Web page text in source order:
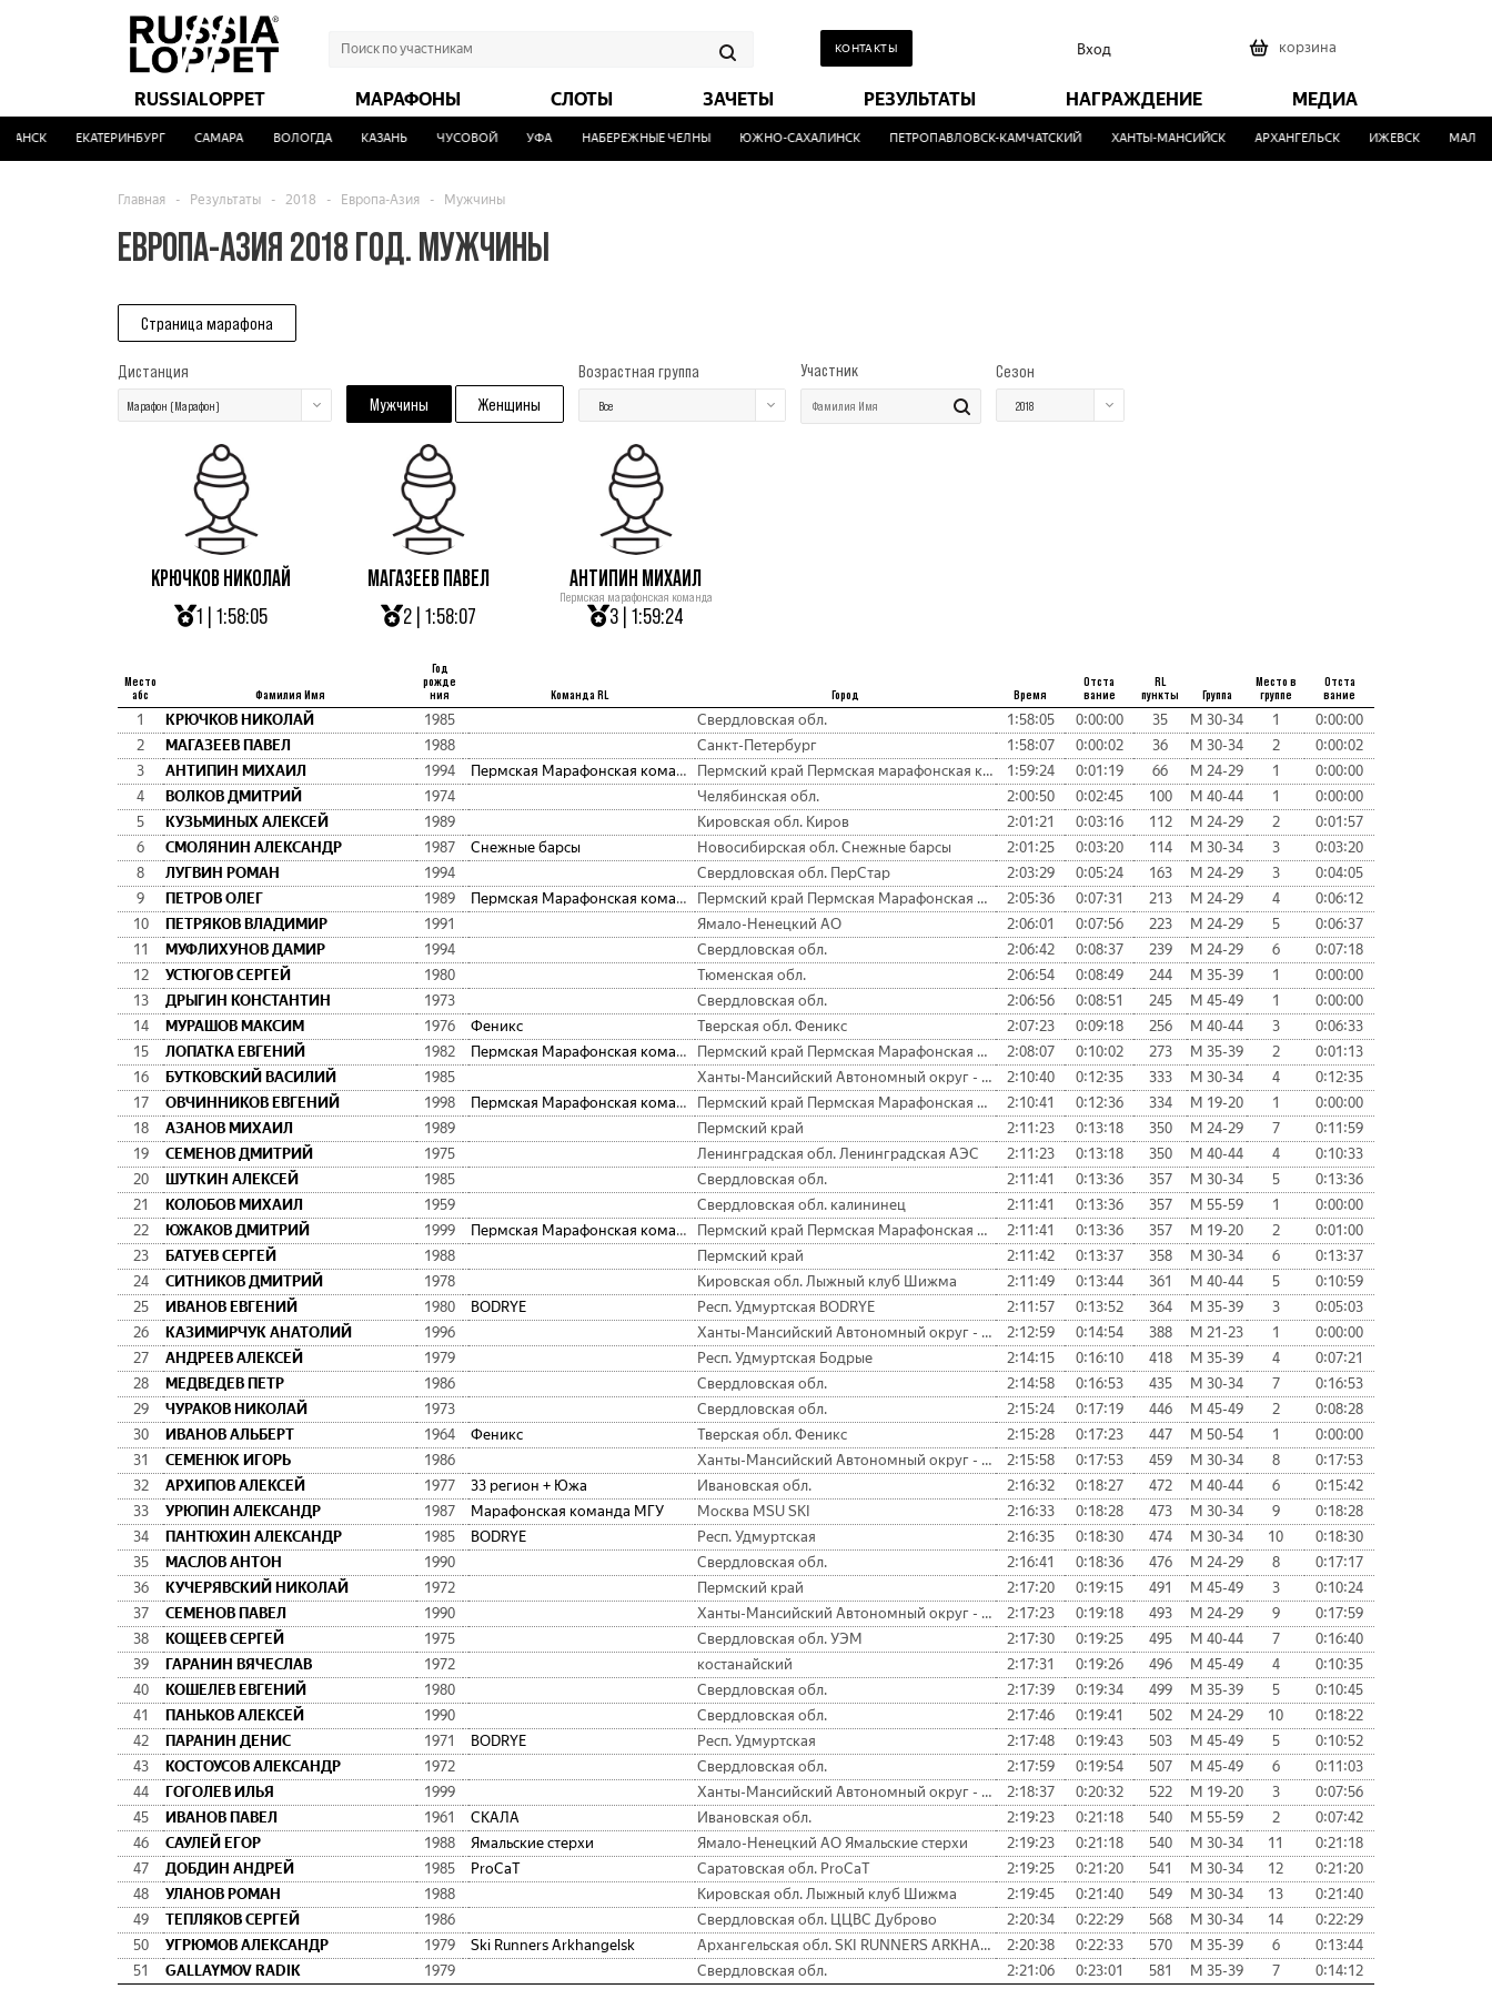
КОНТАКТЫ Вход корзина
RUSSIALOPPET МАРАФОНЫ СЛОТЫ ЗАЧЕТЫ РЕЗУЛЬТАТЫ НАГРАЖДЕНИЕ МЕДИА
ЕКАТЕРИНБУРГ САМАРА ВОЛОГДА КАЗАНЬ ЧУСОВОЙ УФА НАБЕРЕЖНЫЕ ЧЕЛНЫ ЮЖНО-САХАЛИНСК ПЕТРОПАВЛОВСК-КАМЧАТСКИЙ ХАНТЫ-МАНСИЙСК АРХАНГЕЛЬСК ИЖЕВСК
Главная - Результаты - 2018 - Европа-Азия - Мужчины
ЕВРОПА-АЗИЯ 2018 ГОД. МУЖЧИНЫ
Страница марафона
Дистанция
Марафон (Марафон) Мужчины Женщины
Возрастная группа
Все
Участник Сезон
2018
КРЮЧКОВ НИКОЛАЙ
1 | 1:58:05
МАГАЗЕЕВ ПАВЕЛ
2 | 1:58:07
АНТИПИН МИХАИЛ
Пермская марафонская команда
3 | 1:59:24
Место
абс
Фамилия Имя
Год
рожде
ния
Команда RL Город Время
Отста
вание
RL
пункты
Группа
Место в
группе
Отста
вание
1 КРЮЧКОВ НИКОЛАЙ 1985 Свердловская обл. 1:58:05 0:00:00 35 М 30-34 1
0:00:00
2
МАГАЗЕЕВ ПАВЕЛ 1988 Санкт-Петербург 1:58:07 0:00:02 36 М 30-34 2
0:00:02
3
АНТИПИН МИХАИЛ 1994 Пермская Марафонская команда Пермский край Пермская марафонская команда 1:59:24 0:01:19 66 М 24-29 1
0:00:00
4
ВОЛКОВ ДМИТРИЙ 1974 Челябинская обл. 2:00:50 0:02:45 100 М 40-44 1
0:00:00
5
КУЗЬМИНЫХ АЛЕКСЕЙ 1989 Кировская обл. Киров 2:01:21 0:03:16 112 М 24-29 2
0:01:57
6
СМОЛЯНИН АЛЕКСАНДР 1987 Снежные барсы Новосибирская обл. Снежные барсы 2:01:25 0:03:20 114 М 30-34 3
0:03:20
8
ЛУГВИН РОМАН 1994 Свердловская обл. ПерСтар 2:03:29 0:05:24 163 М 24-29 3
0:04:05
9
ПЕТРОВ ОЛЕГ 1989 Пермская Марафонская команда Пермский край Пермская Марафонская команда 2:05:36 0:07:31 213 М 24-29 4
0:06:12
10
ПЕТРЯКОВ ВЛАДИМИР 1991 Ямало-Ненецкий АО 2:06:01 0:07:56 223 М 24-29 5
0:06:37
11
МУФЛИХУНОВ ДАМИР 1994 Свердловская обл. 2:06:42 0:08:37 239 М 24-29 6
0:07:18
12
УСТЮГОВ СЕРГЕЙ 1980 Тюменская обл. 2:06:54 0:08:49 244 М 35-39 1
0:00:00
13
ДРЫГИН КОНСТАНТИН 1973 Свердловская обл. 2:06:56 0:08:51 245 М 45-49 1
0:00:00
14
МУРАШОВ МАКСИМ 1976 Феникс Тверская обл. Феникс 2:07:23 0:09:18 256 М 40-44 3
0:06:33
15
ЛОПАТКА ЕВГЕНИЙ 1982 Пермская Марафонская команда Пермский край Пермская Марафонская Команда 2:08:07 0:10:02 273 М 35-39 2
0:01:13
16
БУТКОВСКИЙ ВАСИЛИЙ 1985 Ханты-Мансийский Автономный округ - Югра АО 2:10:40 0:12:35 333 М 30-34 4
0:12:35
17
ОВЧИННИКОВ ЕВГЕНИЙ 1998 Пермская Марафонская команда Пермский край Пермская Марафонская команда 2:10:41 0:12:36 334 М 19-20 1
0:00:00
18
АЗАНОВ МИХАИЛ 1989 Пермский край 2:11:23 0:13:18 350 М 24-29 7
0:11:59
19
СЕМЕНОВ ДМИТРИЙ 1975 Ленинградская обл. Ленинградская АЭС 2:11:23 0:13:18 350 М 40-44 4
0:10:33
20
ШУТКИН АЛЕКСЕЙ 1985 Свердловская обл. 2:11:41 0:13:36 357 М 30-34 5
0:13:36
21
КОЛОБОВ МИХАИЛ 1959 Свердловская обл. калининец 2:11:41 0:13:36 357 М 55-59 1
0:00:00
22
ЮЖАКОВ ДМИТРИЙ 1999 Пермская Марафонская команда Пермский край Пермская Марафонская Команда 2:11:41 0:13:36 357 М 19-20 2
0:01:00
23
БАТУЕВ СЕРГЕЙ 1988 Пермский край 2:11:42 0:13:37 358 М 30-34 6
0:13:37
24
СИТНИКОВ ДМИТРИЙ 1978 Кировская обл. Лыжный клуб Шижма 2:11:49 0:13:44 361 М 40-44 5
0:10:59
25
ИВАНОВ ЕВГЕНИЙ 1980 BODRYE Респ. Удмуртская BODRYE 2:11:57 0:13:52 364 М 35-39 3
0:05:03
26
КАЗИМИРЧУК АНАТОЛИЙ 1996 Ханты-Мансийский Автономный округ - Югра АО Lager 186 Team 2:12:59 0:14:54 388 М 21-23 1
0:00:00
27
АНДРЕЕВ АЛЕКСЕЙ 1979 Респ. Удмуртская Бодрые 2:14:15 0:16:10 418 М 35-39 4
0:07:21
28
МЕДВЕДЕВ ПЕТР 1986 Свердловская обл. 2:14:58 0:16:53 435 М 30-34 7
0:16:53
29
ЧУРАКОВ НИКОЛАЙ 1973 Свердловская обл. 2:15:24 0:17:19 446 М 45-49 2
0:08:28
30
ИВАНОВ АЛЬБЕРТ 1964 Феникс Тверская обл. Феникс 2:15:28 0:17:23 447 М 50-54 1
0:00:00
31
СЕМЕНЮК ИГОРЬ 1986 Ханты-Мансийский Автономный округ - Югра АО 2:15:58 0:17:53 459 М 30-34 8
0:17:53
32
АРХИПОВ АЛЕКСЕЙ 1977 33 регион + Южа Ивановская обл. 2:16:32 0:18:27 472 М 40-44 6
0:15:42
33
УРЮПИН АЛЕКСАНДР 1987 Марафонская команда МГУ Москва MSU SKI 2:16:33 0:18:28 473 М 30-34 9
0:18:28
34
ПАНТЮХИН АЛЕКСАНДР 1985 BODRYE Респ. Удмуртская 2:16:35 0:18:30 474 М 30-34 10
0:18:30
35
МАСЛОВ АНТОН 1990 Свердловская обл. 2:16:41 0:18:36 476 М 24-29 8
0:17:17
36
КУЧЕРЯВСКИЙ НИКОЛАЙ 1972 Пермский край 2:17:20 0:19:15 491 М 45-49 3
0:10:24
37
СЕМЕНОВ ПАВЕЛ 1990 Ханты-Мансийский Автономный округ - Югра АО 2:17:23 0:19:18 493 М 24-29 9
0:17:59
38
КОЩЕЕВ СЕРГЕЙ 1975 Свердловская обл. УЭМ 2:17:30 0:19:25 495 М 40-44 7
0:16:40
39
ГАРАНИН ВЯЧЕСЛАВ 1972 костанайский 2:17:31 0:19:26 496 М 45-49 4
0:10:35
40
КОШЕЛЕВ ЕВГЕНИЙ 1980 Свердловская обл. 2:17:39 0:19:34 499 М 35-39 5
0:10:45
41
ПАНЬКОВ АЛЕКСЕЙ 1990 Свердловская обл. 2:17:46 0:19:41 502 М 24-29 10
0:18:22
42
ПАРАНИН ДЕНИС 1971 BODRYE Респ. Удмуртская 2:17:48 0:19:43 503 М 45-49 5
0:10:52
43
КОСТОУСОВ АЛЕКСАНДР 1972 Свердловская обл. 2:17:59 0:19:54 507 М 45-49 6
0:11:03
44
ГОГОЛЕВ ИЛЬЯ 1999 Ханты-Мансийский Автономный округ - Югра АО Lager 186 Team 2:18:37 0:20:32 522 М 19-20 3
0:07:56
45
ИВАНОВ ПАВЕЛ 1961 СКАЛА Ивановская обл. 2:19:23 0:21:18 540 М 55-59 2
0:07:42
46
САУЛЕЙ ЕГОР 1988 Ямальские стерхи Ямало-Ненецкий АО Ямальские стерхи 2:19:23 0:21:18 540 М 30-34 11
0:21:18
47
ДОБДИН АНДРЕЙ 1985 ProCaT Саратовская обл. ProCaT 2:19:25 0:21:20 541 М 30-34 12
0:21:20
48
УЛАНОВ РОМАН 1988 Кировская обл. Лыжный клуб Шижма 2:19:45 0:21:40 549 М 30-34 13
0:21:40
49
ТЕПЛЯКОВ СЕРГЕЙ 1986 Свердловская обл. ЦЦВС Дуброво 2:20:34 0:22:29 568 М 30-34 14
0:22:29
50
УГРЮМОВ АЛЕКСАНДР 1979 Ski Runners Arkhangelsk Архангельская обл. SKI RUNNERS ARKHANGELSK 2:20:38 0:22:33 570 М 35-39 6
0:13:44
51
GALLAYMOV RADIK 1979 Свердловская обл. 2:21:06 0:23:01 581 М 35-39 7 0:14:12